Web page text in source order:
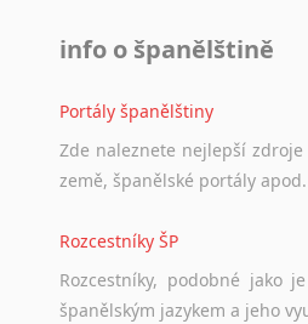
info o španělštině
Portály španělštiny
Zde naleznete nejlepší zdroje
země, španělské portály apod.
Rozcestníky ŠP
Rozcestníky, podobné jako je
španělským jazykem a jeho